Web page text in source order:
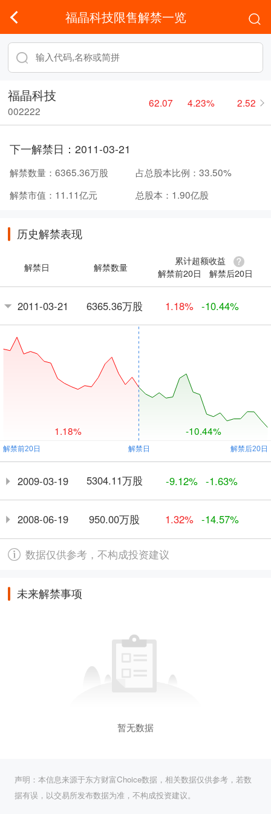
福晶科技限售解禁一览
福晶科技
002222
62.07 4.23% 2.52
下一解禁日： 2011-03-21
解禁数量： 6365.36万股 占总股本比例： 33.50%
解禁市值： 11.11亿元 总股本： 1.90亿股
历史解禁表现
解禁日 解禁数量
累计超额收益
解禁前20日
解禁后20日
2011-03-21 6365.36万股 1.18% -10.44%
1.18% -10.44%
2009-03-19 5304.11万股 -9.12% -1.63%
2008-06-19 950.00万股 1.32% -14.57%
数据仅供参考，不构成投资建议
未来解禁事项
暂无数据
声明：本信息来源于东方财富Choice数据，相关数据仅供参考，若数
据有误，以交易所发布数据为准，不构成投资建议。